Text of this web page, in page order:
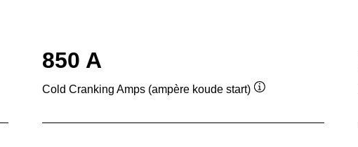
850 A
Cold Cranking Amps (ampère koude start)
de